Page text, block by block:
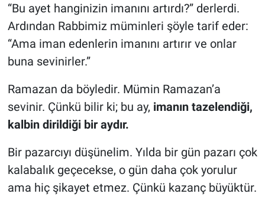
“Bu ayet hanginizin imanını artırdı?” derlerdi.
Ardından Rabbimiz müminleri şöyle tarif eder:
“Ama iman edenlerin imanını artırır ve onlar
buna sevinirler.”
Ramazan da böyledir. Mümin Ramazan’a
sevinir. Çünkü bilir ki; bu ay, imanın tazelendiği,
kalbin dirildiği bir aydır.
Bir pazarcıyı düşünelim. Yılda bir gün pazarı çok
kalabalık geçecekse, o gün daha çok yorulur
ama hiç şikayet etmez. Çünkü kazanç büyüktür.